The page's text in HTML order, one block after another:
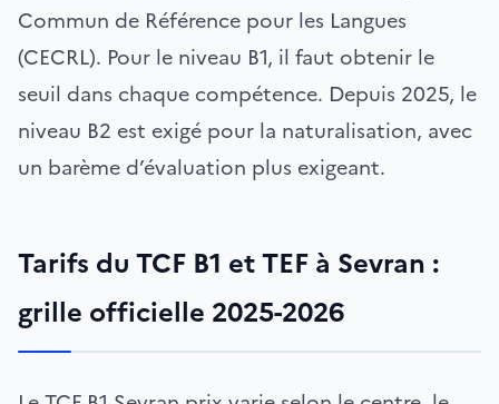
Commun de Référence pour les Langues
(CECRL). Pour le niveau B1, il faut obtenir le
seuil dans chaque compétence. Depuis 2025, le
niveau B2 est exigé pour la naturalisation, avec
un barème d’évaluation plus exigeant.
Tarifs du TCF B1 et TEF à Sevran :
grille officielle 2025-2026